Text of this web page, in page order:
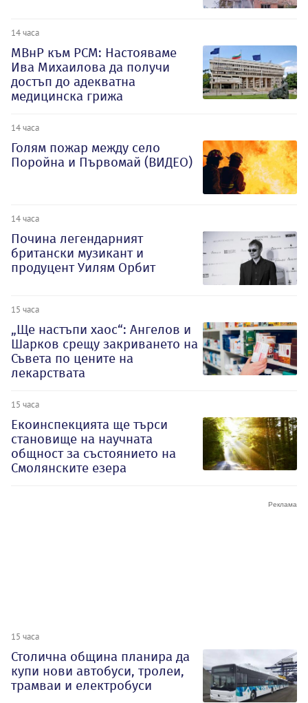
14 часа
МВнР към РСМ: Настояваме
Ива Михаилова да получи
достъп до адекватна
медицинска грижа
14 часа
Голям пожар между село
Поройна и Първомай (ВИДЕО)
14 часа
Почина легендарният
британски музикант и
продуцент Уилям Орбит
15 часа
„Ще настъпи хаос“: Ангелов и
Шарков срещу закриването на
Съвета по цените на
лекарствата
15 часа
Екоинспекцията ще търси
становище на научната
общност за състоянието на
Смолянските езера
15 часа
Столична община планира да
купи нови автобуси, тролеи,
трамваи и електробуси